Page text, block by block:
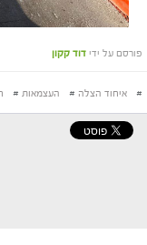
פורסם על ידי דוד קקון
# איחוד הצלה # העצמאות #